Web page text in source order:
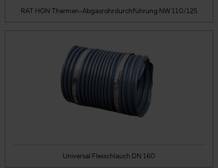
RAT HÖN Thermen-Abgasrohrdurchführung NW 110/125
Universal Flexschlauch DN 160